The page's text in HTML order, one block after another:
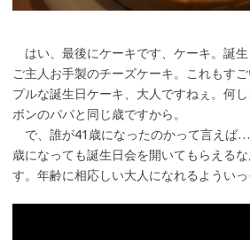
はい、最後にケーキです、ケーキ。誕
ご主人お手製のチーズケーキ。これもす
プルな誕生日ケーキ、大人ですねぇ。何
ボンのパパと同じ歳ですから。
で、誰が41歳になったのかって言えば
歳になっても誕生日会を開いてもらえる
す。年齢に相応しい大人になれるよういっ